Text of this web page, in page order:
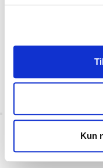
Kun
2020 NORDIC FUNERAL.